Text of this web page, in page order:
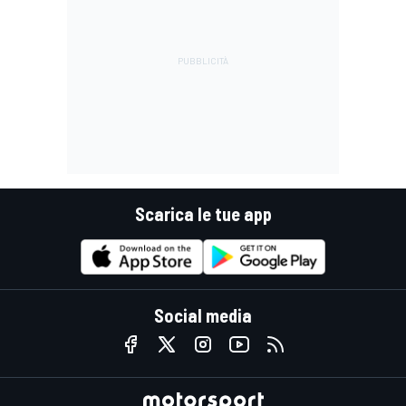
Scarica le tue app
Social media